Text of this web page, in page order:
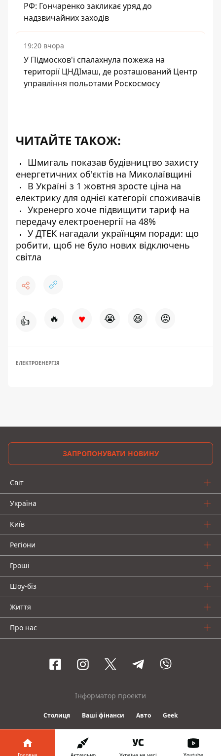
РФ: Гончаренко закликає уряд до
надзвичайних заходів
19:20 вчора
У Підмосков'ї спалахнула пожежа на
території ЦНДІмаш, де розташований Центр
управління польотами Роскосмосу
ЧИТАЙТЕ ТАКОЖ:
Шмигаль показав будівництво захисту
енергетичних об'єктів на Миколаївщині
В Україні з 1 жовтня зросте ціна на
електрику для однієї категорії споживачів
Укренерго хоче підвищити тариф на
передачу електроенергії на 48%
У ДТЕК нагадали українцям поради: що
робити, щоб не було нових відключень
світла
👍 🔥 ♥ 😭 😆 😡
ЕЛЕКТРОЕНЕРГІЯ
ЗАПРОПОНУВАТИ НОВИНУ
Світ
Україна
Київ
Регіони
Гроші
Шоу-біз
Життя
Про нас
Інформатор проекти
Столиця Ваші фінанси Авто Geek
© 2016-2026 Informator